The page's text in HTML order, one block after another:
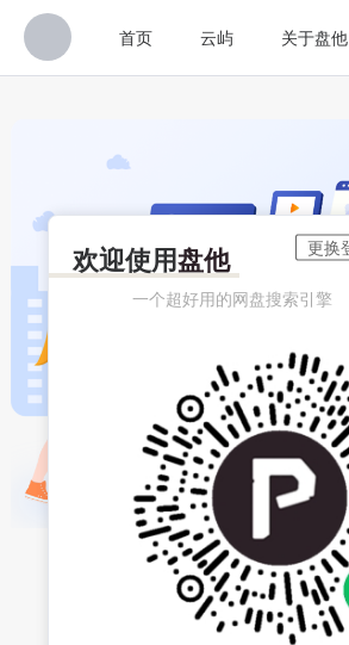
首页 云屿 关于盘他
欢迎使用盘他
一个超好用的网盘搜索引擎